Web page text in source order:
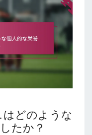
どのような
たか？